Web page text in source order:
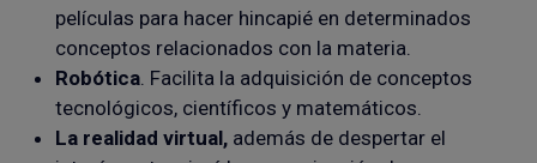
películas para hacer hincapié en determinados
conceptos relacionados con la materia.
Robótica . Facilita la adquisición de conceptos
tecnológicos, científicos y matemáticos.
La realidad virtual, además de despertar el